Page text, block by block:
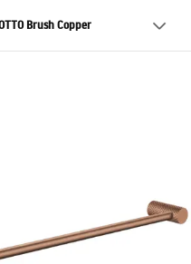
Brush Copper